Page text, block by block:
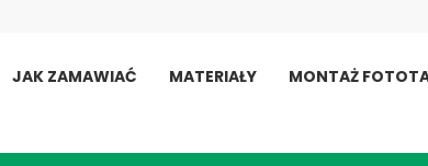
JAK ZAMAWIAĆ MATERIAŁY MONTAŻ